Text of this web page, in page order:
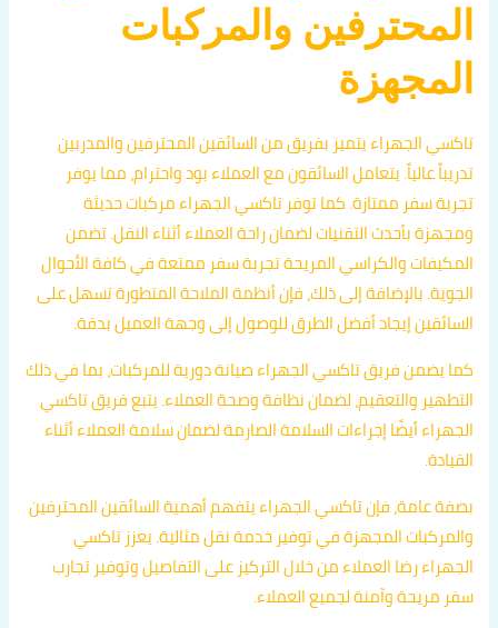
المحترفين والمركبات
المجهزة
تاكسي الجهراء يتميز بفريق من السائقين المحترفين والمدربين
تدريباً عالياً. يتعامل السائقون مع العملاء بود واحترام، مما يوفر
تجربة سفر ممتازة. كما توفر تاكسي الجهراء مركبات حديثة
ومجهزة بأحدث التقنيات لضمان راحة العملاء أثناء النقل. تضمن
المكيفات والكراسي المريحة تجربة سفر ممتعة في كافة الأحوال
الجوية. بالإضافة إلى ذلك، فإن أنظمة الملاحة المتطورة تسهل على
السائقين إيجاد أفضل الطرق للوصول إلى وجهة العميل بدقة.
كما يضمن فريق تاكسي الجهراء صيانة دورية للمركبات، بما في ذلك
التطهير والتعقيم، لضمان نظافة وصحة العملاء. يتبع فريق تاكسي
الجهراء أيضًا إجراءات السلامة الصارمة لضمان سلامة العملاء أثناء
القيادة.
بصفة عامة، فإن تاكسي الجهراء يتفهم أهمية السائقين المحترفين
والمركبات المجهزة في توفير خدمة نقل مثالية. يعزز تاكسي
الجهراء رضا العملاء من خلال التركيز على التفاصيل وتوفير تجارب
سفر مريحة وآمنة لجميع العملاء.